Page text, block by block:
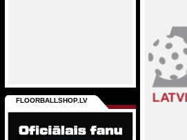
FLOORBALLSHOP.LV